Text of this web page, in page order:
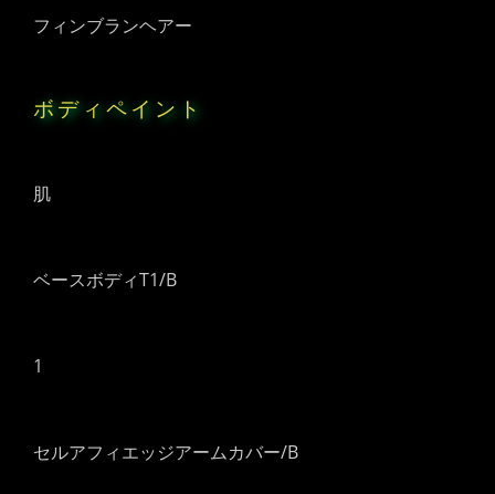
フィンブランヘアー
ボディペイント
肌
ベースボディT1/B
1
セルアフィエッジアームカバー/B